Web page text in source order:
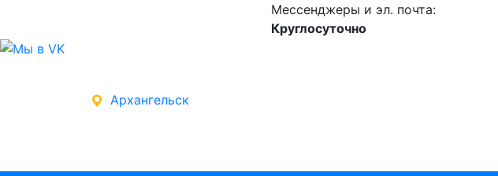
Мессенджеры и эл. почта:
Круглосуточно
Архангельск